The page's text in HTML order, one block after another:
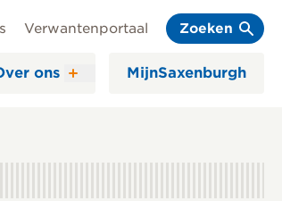
ons MijnSaxenburgh
Verwantenportaal Zoeken